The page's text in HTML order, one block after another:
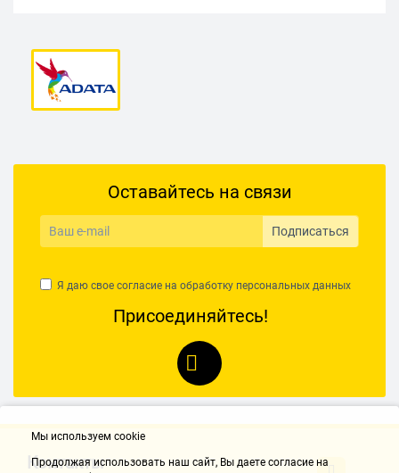
Оставайтесь на связи
Подписаться
Я даю свое согласие на обработку персональных данных
Присоединяйтесь!
Контакты
Мы используем cookie
Продолжая использовать наш cайт, Вы даете согласие на